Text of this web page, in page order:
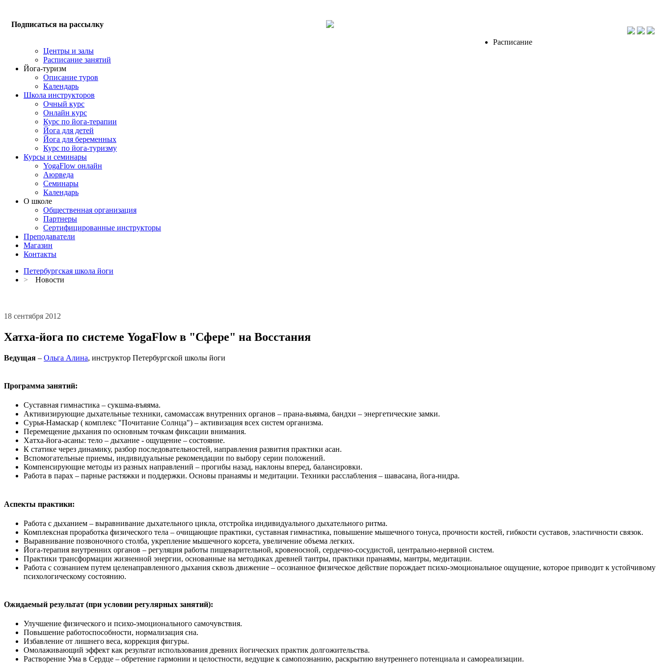
Подписаться на рассылку
Расписание
Центры и залы
Расписание занятий
Йога-туризм
Описание туров
Календарь
Школа инструкторов
Очный курс
Онлайн курс
Курс по йога-терапии
Йога для детей
Йога для беременных
Курс по йога-туризму
Курсы и семинары
YogaFlow онлайн
Аюрведа
Семинары
Календарь
О школе
Общественная организация
Партнеры
Сертифицированные инструкторы
Преподаватели
Магазин
Контакты
Петербургская школа йоги
>
Новости
18 сентября 2012
Хатха-йога по системе YogaFlow в "Сфере" на Восстания
Ведущая – Ольга Алина, инструктор Петербургской школы йоги
Программа занятий:
Суставная гимнастика – сукшма-въяяма.
Активизирующие дыхательные техники, самомассаж внутренних органов – прана-вьяяма, бандхи – энергетические замки.
Сурья-Намаскар ( комплекс "Почитание Солнца") – активизация всех систем организма.
Перемещение дыхания по основным точкам фиксации внимания.
Хатха-йога-асаны: тело – дыхание - ощущение – состояние.
К статике через динамику, разбор последовательностей, направления развития практики асан.
Вспомогательные приемы, индивидуальные рекомендации по выбору серии положений.
Компенсирующие методы из разных направлений – прогибы назад, наклоны вперед, балансировки.
Работа в парах – парные растяжки и поддержки. Основы пранаямы и медитации. Техники расслабления – шавасана, йога-нидра.
Аспекты практики:
Работа с дыханием – выравнивание дыхательного цикла, отстройка индивидуального дыхательного ритма.
Комплексная проработка физического тела – очищающие практики, суставная гимнастика, повышение мышечного тонуса, прочности костей, гибкости суставов, эластичности связок.
Выравнивание позвоночного столба, укрепление мышечного корсета, увеличение объема легких.
Йога-терапия внутренних органов – регуляция работы пищеварительной, кровеносной, сердечно-сосудистой, центрально-нервной систем.
Практики трансформации жизненной энергии, основанные на методиках древней тантры, практики пранаямы, мантры, медитации.
Работа с сознанием путем целенаправленного дыхания сквозь движение – осознанное физическое действие порождает психо-эмоциональное ощущение, которое приводит к устойчивому
психологическому состоянию.
Ожидаемый результат (при условии регулярных занятий):
Улучшение физического и психо-эмоционального самочувствия.
Повышение работоспособности, нормализация сна.
Избавление от лишнего веса, коррекция фигуры.
Омолаживающий эффект как результат использования древних йогических практик долгожительства.
Растворение Ума в Сердце – обретение гармонии и целостности, ведущие к самопознанию, раскрытию внутреннего потенциала и самореализации.